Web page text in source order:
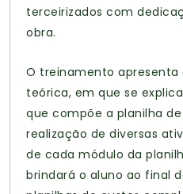
terceirizados com
obra.
O treinamento
teórica, em que se
que compõe a planilha
realização de diversas
de cada módulo da
brindará o aluno ao final